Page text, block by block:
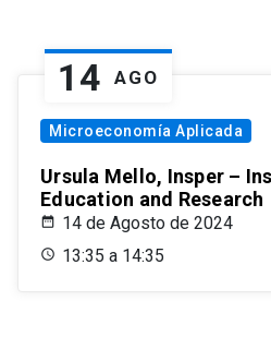
14 AGO
Microeconomía Aplicada
Ursula Mello, Insper –
Education and Research
14 de Agosto de 2024
13:35 a 14:35